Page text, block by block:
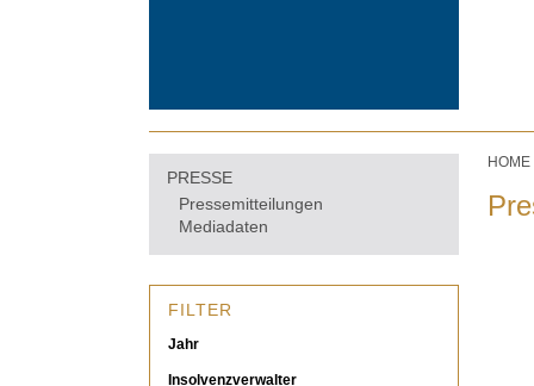
PRESSE
Pressemitteilungen
Mediadaten
FILTER
Jahr
Insolvenzverwalter
HOME